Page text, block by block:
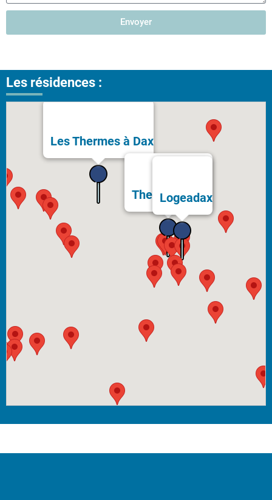
Envoyer
Les résidences :
Thermes Bérot
Les Thermes à Dax
Logeadax